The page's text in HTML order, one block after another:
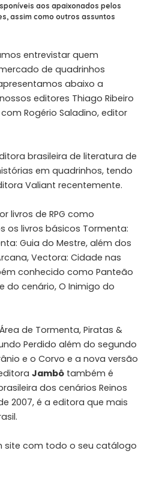
aos apaixonados pelos
assim como outros assuntos
entrevistar quem
de quadrinhos
abaixo a
editores Thiago Ribeiro
com Rogério Saladino, editor
brasileira de literatura de
em quadrinhos, tendo
Valiant recentemente.
livros de RPG como
os livros básicos Tormenta:
Guia do Mestre, além dos
Vectora: Cidade nas
conhecido como Panteão
do cenário, O Inimigo do
de Tormenta, Piratas &
Perdido além do segundo
e o Corvo e a nova versão
Jambô também é
dos cenários Reinos
2007, é a editora que mais
site com todo o seu catálogo